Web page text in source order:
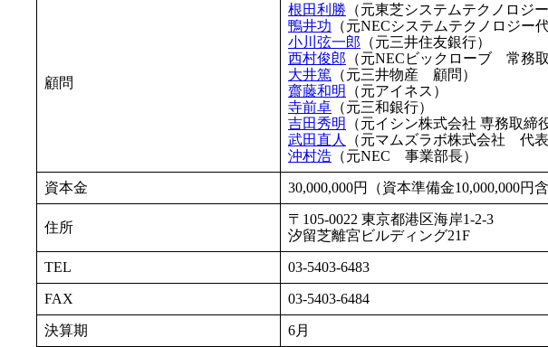
顧問
根田利勝 （元東芝システムテクノロジ
鴨井功 （元NECシステムテクノロジー
小川弦一郎 （元三井住友銀行）
西村俊郎 （元NECビックローブ 常務取
大井篤 （元三井物産 顧問）
齋藤和明
（元アイネス）
寺前卓 （元三和銀行）
吉田秀明 （元イシン株式会社 専務取締
武田直人
（元マムズラボ株式会社 代表
沖村浩 （元NEC 事業部長）
資本金 30,000,000円（資本準備金10,000,000円含
住所
〒105-0022 東京都港区海岸1-2-3
汐留芝離宮ビルディング21F
TEL 03-5403-6483
FAX 03-5403-6484
決算期 6月